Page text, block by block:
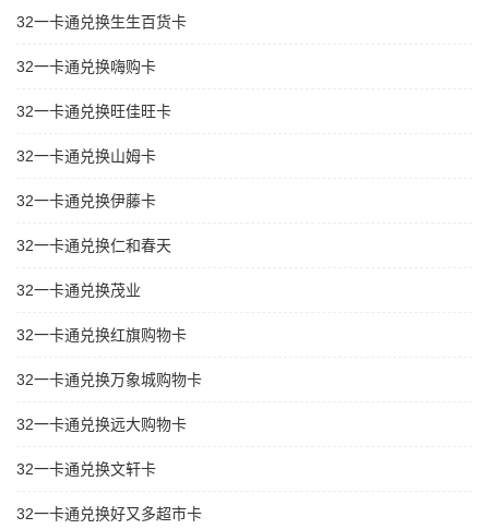
32一卡通兑换生生百货卡
32一卡通兑换嗨购卡
32一卡通兑换旺佳旺卡
32一卡通兑换山姆卡
32一卡通兑换伊藤卡
32一卡通兑换仁和春天
32一卡通兑换茂业
32一卡通兑换红旗购物卡
32一卡通兑换万象城购物卡
32一卡通兑换远大购物卡
32一卡通兑换文轩卡
32一卡通兑换好又多超市卡